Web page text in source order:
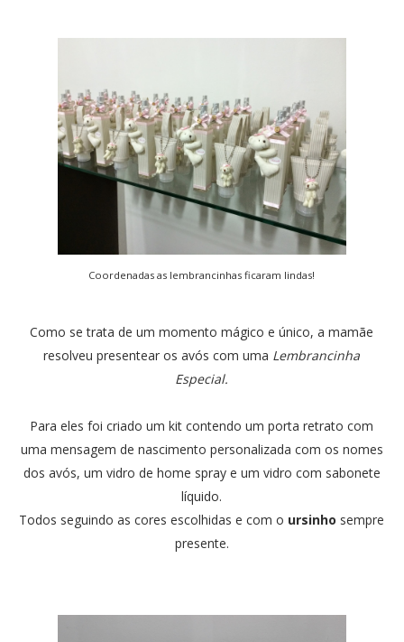
Coordenadas as lembrancinhas ficaram lindas!
Como se trata de um momento mágico e único, a mamãe
resolveu presentear os avós com uma Lembrancinha
Especial.
Para eles foi criado um kit contendo um porta retrato com
uma mensagem de nascimento personalizada com os nomes
dos avós, um vidro de home spray e um vidro com sabonete
líquido.
Todos seguindo as cores escolhidas e com o ursinho sempre
presente.